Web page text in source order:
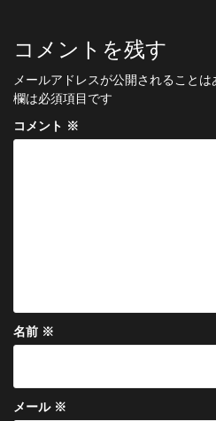
ゲ
ー
シ
ョ
コメントを残す
メールアドレスが公開されることは
欄は必須項目です
コメント ※
名前 ※
メール ※